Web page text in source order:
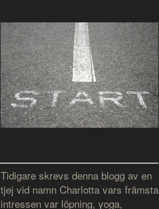
Tidigare skrevs denna blogg av en
tjej vid namn Charlotta vars främsta
intressen var löpning, yoga,